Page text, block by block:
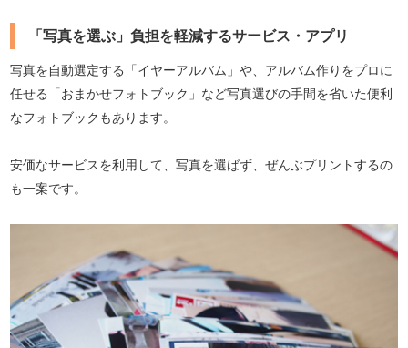
「写真を選ぶ」負担を軽減するサービス・アプリ
写真を自動選定する「イヤーアルバム」や、アルバム作りをプロに
任せる「おまかせフォトブック」など写真選びの手間を省いた便利
なフォトブックもあります。
安価なサービスを利用して、写真を選ばず、ぜんぶプリントするの
も一案です。